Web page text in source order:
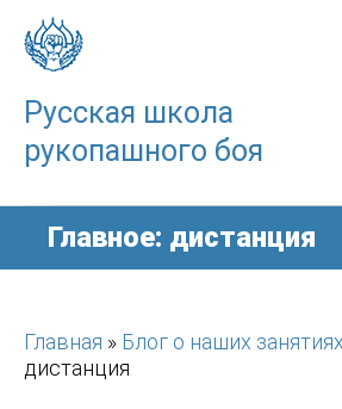
content
Русская школа
рукопашного боя
Главное: дистанция
Главная » Блог о наших занятиях
дистанция